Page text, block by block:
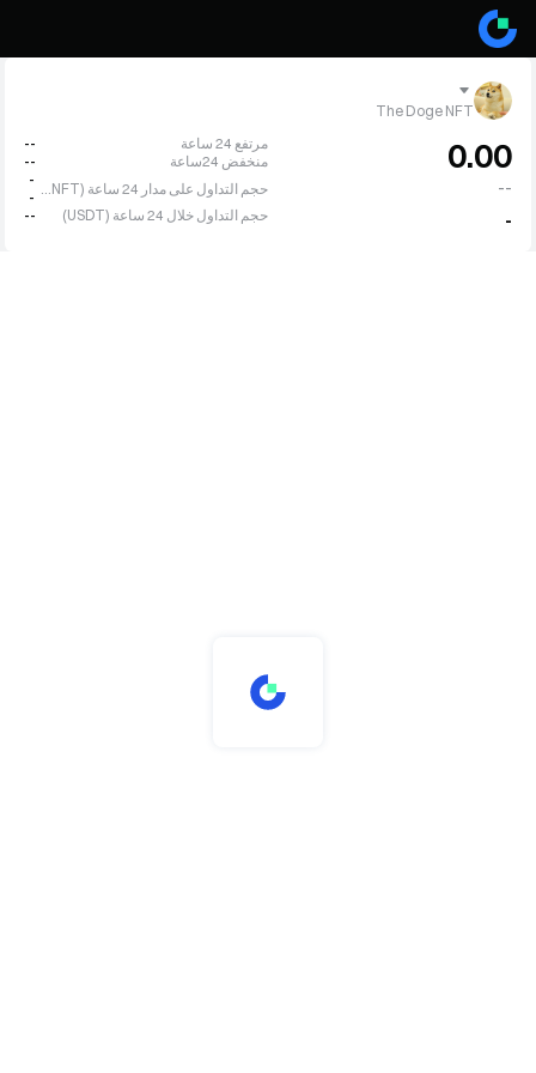
The Doge NFT
0.00
--
-
مرتفع 24 ساعة
--
منخفض 24ساعة
--
-
-
حجم التداول خلال 24 ساعة (USDT)
--